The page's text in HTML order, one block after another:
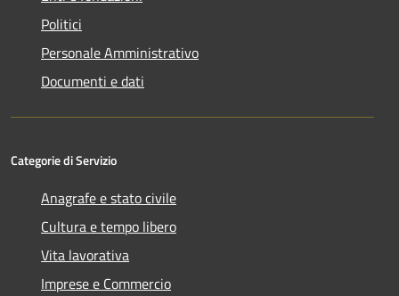
Politici
Personale Amministrativo
Documenti e dati
Categorie di Servizio
Anagrafe e stato civile
Cultura e tempo libero
Vita lavorativa
Imprese e Commercio